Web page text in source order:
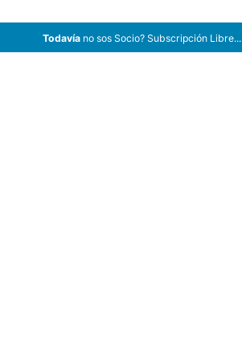
Todavíano sos Socio? Subscripción Libre...